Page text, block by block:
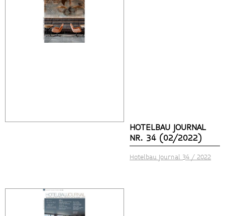
HOTELBAU JOURNAL
NR. 34 (02/2022)
Hotelbau Journal 34 / 2022